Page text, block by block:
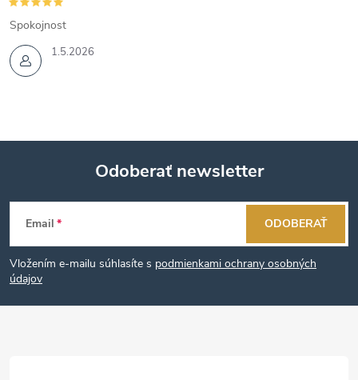
1.5.2026
Spokojnost
Z
á
p
Odoberať newsletter
Email
Vložením e-mailu súhlasíte s podmienkami ochrany osobných
údajov
ODOBERAŤ